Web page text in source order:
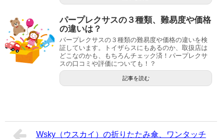
パープレクサスの３種類、難易度や価格
の違いは？
パープレクサスの３種類の難易度や価格の違いを検
証しています。トイザらスにもあるのか、取扱店は
どこなのかも、もちろんチェック済！パープレクサ
スの口コミや評価についても！？
記事を読む
Wsky（ウスカイ）の折りたたみ傘、ワンタッチ